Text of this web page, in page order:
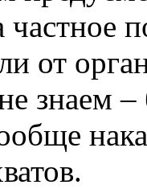
частное
от
знаем